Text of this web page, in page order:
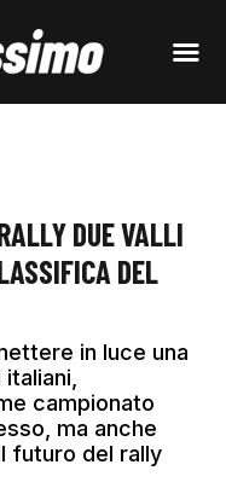
DUE VALLI
DEL
in luce una
campionato
ma anche
futuro del rally